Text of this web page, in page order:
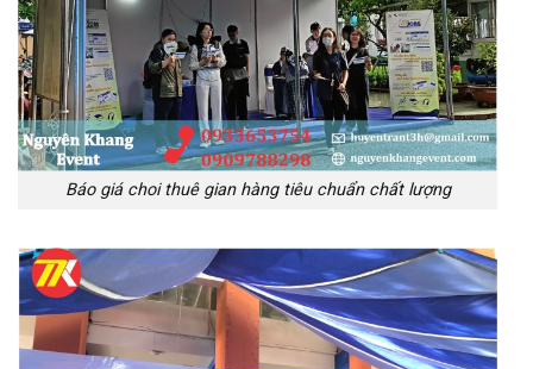
Báo giá choi thuê gian hàng tiêu chuẩn chất lượng